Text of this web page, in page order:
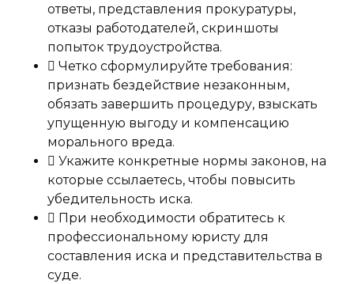
ответы, представления прокуратуры,
отказы работодателей, скриншоты
попыток трудоустройства.
Четко сформулируйте требования:
признать бездействие незаконным,
обязать завершить процедуру, взыскать
упущенную выгоду и компенсацию
морального вреда.
Укажите конкретные нормы законов, на
которые ссылаетесь, чтобы повысить
убедительность иска.
При необходимости обратитесь к
профессиональному юристу для
составления иска и представительства в
суде.